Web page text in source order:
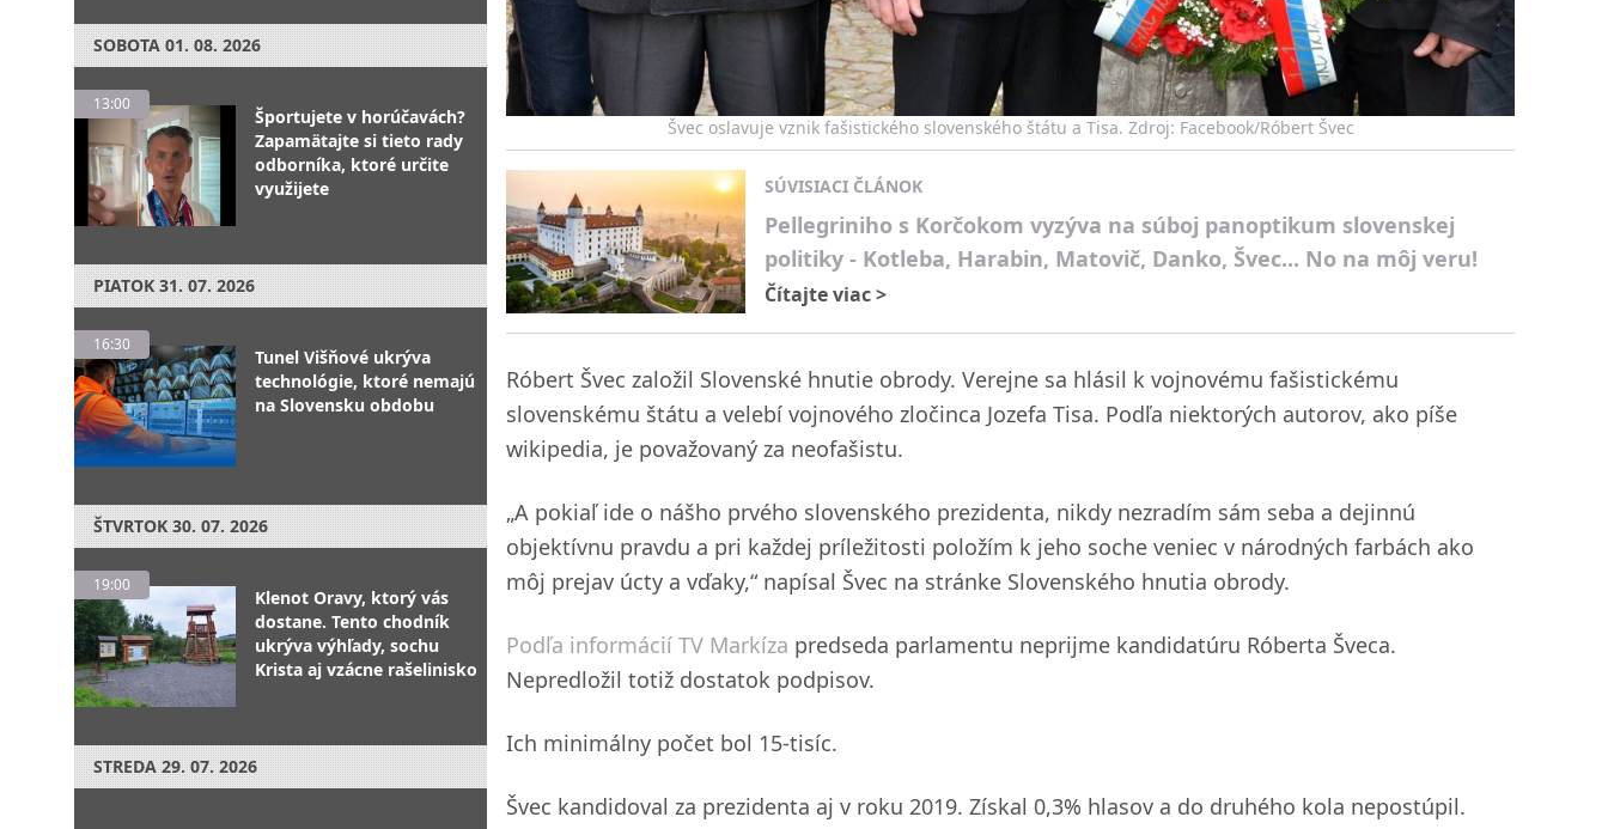
SOBOTA 01. 08. 2026
13:00
Športujete v horúčavách?
Zapamätajte si tieto rady
odborníka, ktoré určite
využijete
PIATOK 31. 07. 2026
16:30
Tunel Višňové ukrýva
technológie, ktoré nemajú
na Slovensku obdobu
ŠTVRTOK 30. 07. 2026
19:00
Klenot Oravy, ktorý vás
dostane. Tento chodník
ukrýva výhľady, sochu
Krista aj vzácne rašelinisko
STREDA 29. 07. 2026
Švec oslavuje vznik fašistického slovenského štátu a Tisa. Zdroj: Facebook/Róbert Švec
SÚVISIACI ČLÁNOK
Pellegriniho s Korčokom vyzýva na súboj panoptikum slovenskej
politiky - Kotleba, Harabin, Matovič, Danko, Švec... No na môj veru!
Čítajte viac>
Róbert Švec založil Slovenské hnutie obrody. Verejne sa hlásil k vojnovému fašistickému
slovenskému štátu a velebí vojnového zločinca Jozefa Tisa. Podľa niektorých autorov, ako píše
wikipedia, je považovaný za neofašistu.
„A pokiaľ ide o nášho prvého slovenského prezidenta, nikdy nezradím sám seba a dejinnú
objektívnu pravdu a pri každej príležitosti položím k jeho soche veniec v národných farbách ako
môj prejav úcty a vďaky,“ napísal Švec na stránke Slovenského hnutia obrody.
Podľa informácií TV Markíza predseda parlamentu neprijme kandidatúru Róberta Šveca.
Nepredložil totiž dostatok podpisov.
Ich minimálny počet bol 15-tisíc.
Švec kandidoval za prezidenta aj v roku 2019. Získal 0,3% hlasov a do druhého kola nepostúpil.